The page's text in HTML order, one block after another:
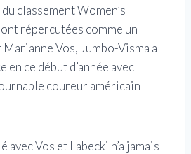
classement Women’s
répercutées comme un
Marianne Vos, Jumbo-Visma a
en ce début d’année avec
coureur américain
avec Vos et Labecki n’a jamais